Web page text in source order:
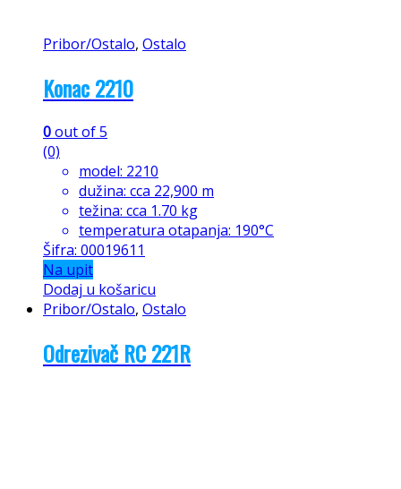
Pribor/Ostalo, Ostalo
Konac 2210
0out of 5
(0)
model: 2210
dužina: cca 22,900 m
težina: cca 1.70 kg
temperatura otapanja: 190°C
Šifra: 00019611
Na upit
Dodaj u košaricu
Pribor/Ostalo, Ostalo
Odrezivač RC 221R